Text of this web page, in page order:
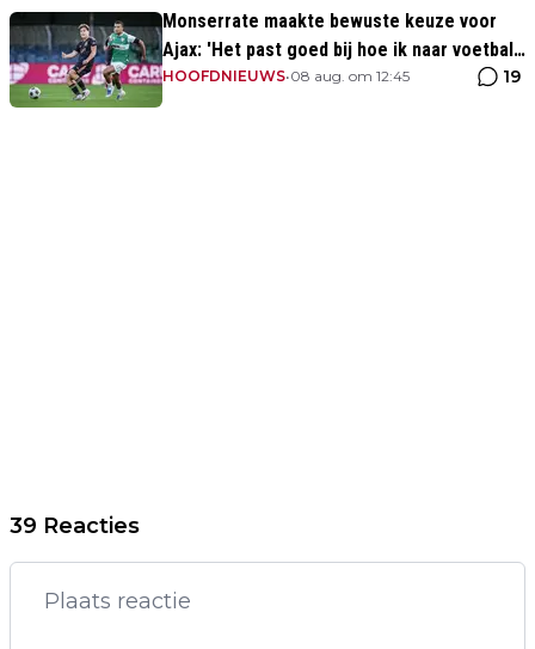
Monserrate maakte bewuste keuze voor
Ajax: 'Het past goed bij hoe ik naar voetbal
kijk’
HOOFDNIEUWS•08 aug. om 12:45 19
39 Reacties